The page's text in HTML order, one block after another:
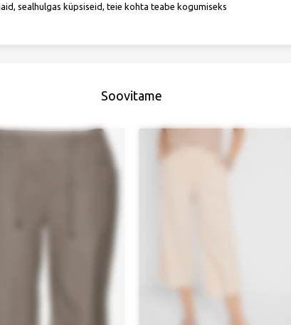
Soovitame
sealhulgas küpsiseid, teie kohta teabe kogumiseks